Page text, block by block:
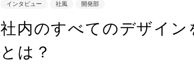
インタビュー 社風 開発部
社内のすべてのデザイ
とは？